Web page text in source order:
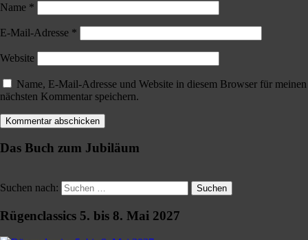
Name *
E-Mail-Adresse *
Website
Name, E-Mail-Adresse und Website in diesem Browser für meinen
nächsten Kommentar speichern.
Das Buch zum Jubiläum
Suchen nach: Suchen
Rügenclassics 5. bis 8. Mai 2027